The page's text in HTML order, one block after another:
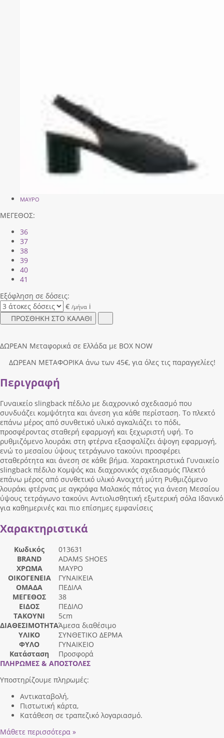
ΜΑΥΡΟ
ΜΕΓΕΘΟΣ:
36
37
38
39
40
41
Εξόφληση σε δόσεις:
€ /μήνα i
ΠΡΟΣΘΗΚΗ ΣΤΟ ΚΑΛΑΘΙ
ΔΩΡΕΑΝ Μεταφορικά σε Ελλάδα με BOX NOW
ΔΩΡΕΑΝ ΜΕΤΑΦΟΡΙΚΑ άνω των 45€, για όλες τις παραγγελίες!
Περιγραφή
Γυναικείο slingback πέδιλο με διαχρονικό σχεδιασμό που
συνδυάζει κομψότητα και άνεση για κάθε περίσταση. Το πλεκτό
επάνω μέρος από συνθετικό υλικό αγκαλιάζει το πόδι,
προσφέροντας σταθερή εφαρμογή και ξεχωριστή υφή. Το
ρυθμιζόμενο λουράκι στη φτέρνα εξασφαλίζει άψογη εφαρμογή,
ενώ το μεσαίου ύψους τετράγωνο τακούνι προσφέρει
σταθερότητα και άνεση σε κάθε βήμα. Χαρακτηριστικά Γυναικείο
slingback πέδιλο Κομψός και διαχρονικός σχεδιασμός Πλεκτό
επάνω μέρος από συνθετικό υλικό Ανοιχτή μύτη Ρυθμιζόμενο
λουράκι φτέρνας με αγκράφα Μαλακός πάτος για άνεση Μεσαίου
ύψους τετράγωνο τακούνι Αντιολισθητική εξωτερική σόλα Ιδανικό
για καθημερινές και πιο επίσημες εμφανίσεις
Χαρακτηριστικά
Κωδικός
013631
BRAND
ADAMS SHOES
ΧΡΩΜΑ
ΜΑΥΡΟ
ΟΙΚΟΓΕΝΕΙΑ
ΓΥΝΑΙΚΕΙΑ
ΟΜΑΔΑ
ΠΕΔΙΛΑ
ΜΕΓΕΘΟΣ
38
ΕΙΔΟΣ
ΠΕΔΙΛΟ
ΤΑΚΟΥΝΙ
5cm
ΔΙΑΘΕΣΙΜΟΤΗΤΑΆμεσα διαθέσιμο
ΥΛΙΚΟ
ΣΥΝΘΕΤΙΚΟ ΔΕΡΜΑ
ΦΥΛΟ
ΓΥΝΑΙΚΕΙΟ
Κατάσταση
Προσφορά
ΠΛΗΡΩΜΕΣ & ΑΠΟΣΤΟΛΕΣ
Υποστηρίζουμε πληρωμές:
Αντικαταβολή,
Πιστωτική κάρτα,
Κατάθεση σε τραπεζικό λογαριασμό.
Μάθετε περισσότερα »